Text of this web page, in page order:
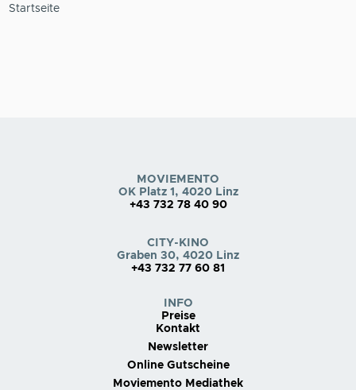
Pfadnavigation
Startseite
MOVIEMENTO
OK Platz 1, 4020 Linz
+43 732 78 40 90
CITY-KINO
Graben 30, 4020 Linz
+43 732 77 60 81
INFO
Preise
Kontakt
Newsletter
Online Gutscheine
Moviemento Mediathek